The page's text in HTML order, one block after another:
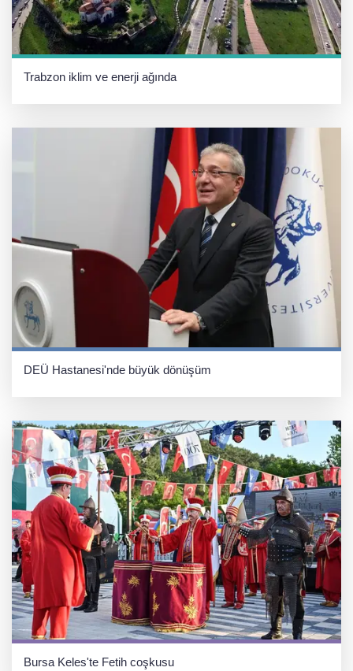
Trabzon iklim ve enerji ağında
DEÜ Hastanesi'nde büyük dönüşüm
Bursa Keles'te Fetih coşkusu